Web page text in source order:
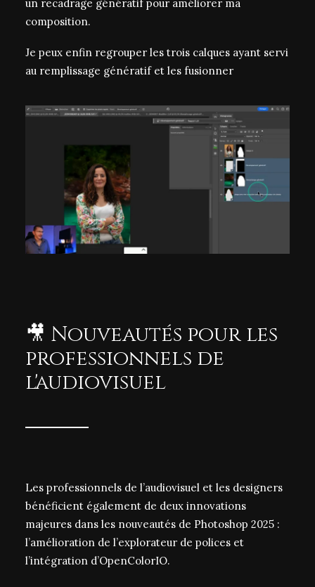
un recadrage génératif pour améliorer ma
composition.
Je peux enfin regrouper les trois calques ayant servi
au remplissage génératif et les fusionner
🎥 Nouveautés pour les
professionnels de
l'audiovisuel
Les professionnels de l’audiovisuel et les designers
bénéficient également de deux innovations
majeures dans les nouveautés de Photoshop 2025 :
l’amélioration de l’explorateur de polices et
l’intégration d’OpenColorIO.